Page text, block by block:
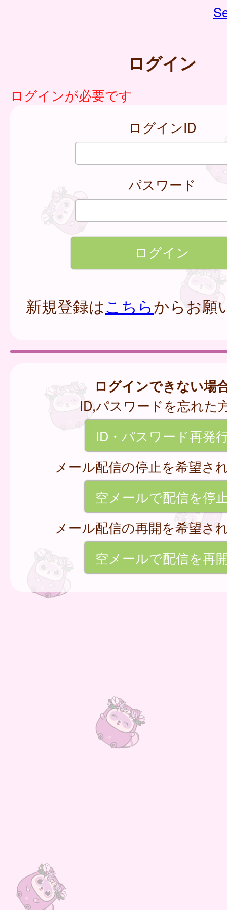
ログイン
ログインが必要です
ログインID
パスワード
新規登録はこちらからお願
ログインできない場
ID,パスワードを忘れた
ID・パスワード再発
メール配信の停止を希望さ
空メールで配信を停
メール配信の再開を希望さ
空メールで配信を再